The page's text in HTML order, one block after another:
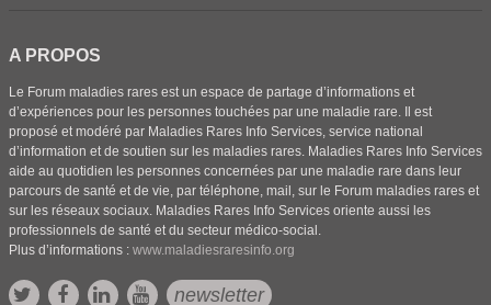
A PROPOS
Le Forum maladies rares est un espace de partage d’informations et
d’expériences pour les personnes touchées par une maladie rare. Il est
proposé et modéré par Maladies Rares Info Services, service national
d’information et de soutien sur les maladies rares. Maladies Rares Info Services
aide au quotidien les personnes concernées par une maladie rare dans leur
parcours de santé et de vie, par téléphone, mail, sur le Forum maladies rares et
sur les réseaux sociaux. Maladies Rares Info Services oriente aussi les
professionnels de santé et du secteur médico-social.
Plus d’informations : www.maladiesraresinfo.org
newsletter